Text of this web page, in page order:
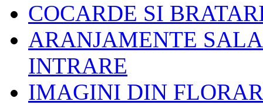
COCARDE SI
ARANJAMENTE
INTRARE
IMAGINI DIN